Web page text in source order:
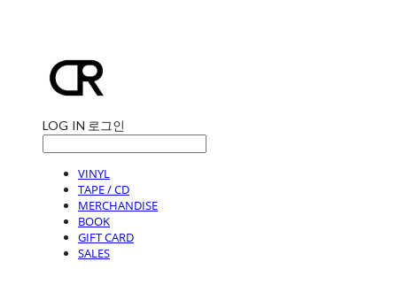
LOG IN 로그인
VINYL
TAPE / CD
MERCHANDISE
BOOK
GIFT CARD
SALES